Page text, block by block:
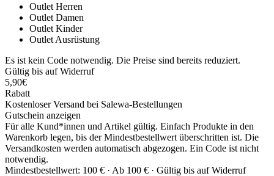
Outlet Herren
Outlet Damen
Outlet Kinder
Outlet Ausrüstung
Es ist kein Code notwendig. Die Preise sind bereits reduziert.
Gültig bis auf Widerruf
5,90€
Rabatt
Kostenloser Versand bei Salewa-Bestellungen
Gutschein anzeigen
Für alle Kund*innen und Artikel gültig. Einfach Produkte in den
Warenkorb legen, bis der Mindestbestellwert überschritten ist. Die
Versandkosten werden automatisch abgezogen. Ein Code ist nicht
notwendig.
Mindestbestellwert: 100 € · Ab 100 € · Gültig bis auf Widerruf